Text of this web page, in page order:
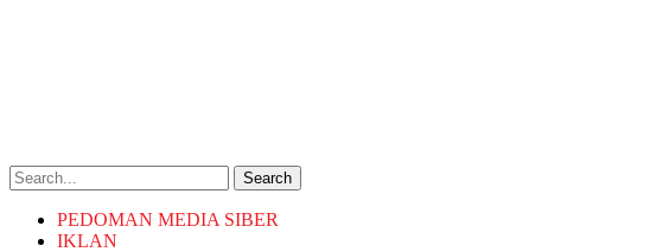
Search
PEDOMAN MEDIA SIBER
IKLAN